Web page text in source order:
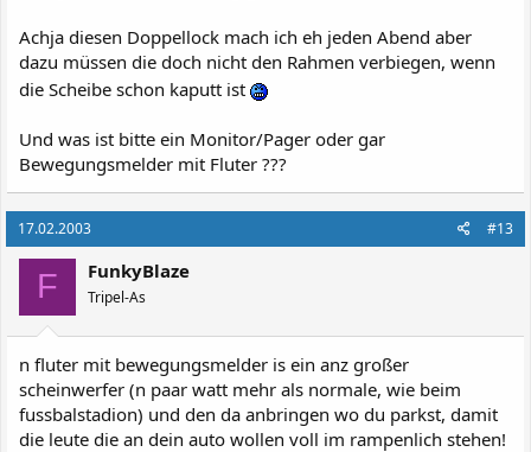
Achja diesen Doppellock mach ich eh jeden Abend aber
dazu müssen die doch nicht den Rahmen verbiegen, wenn
die Scheibe schon kaputt ist
Und was ist bitte ein Monitor/Pager oder gar
Bewegungsmelder mit Fluter ???
17.02.2003 #13
F FunkyBlaze
Tripel-As
n fluter mit bewegungsmelder is ein anz großer
scheinwerfer (n paar watt mehr als normale, wie beim
fussbalstadion) und den da anbringen wo du parkst, damit
die leute die an dein auto wollen voll im rampenlich stehen!